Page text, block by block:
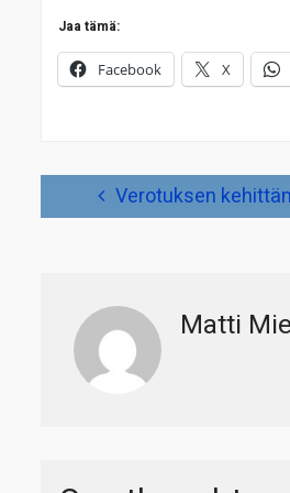
Jaa tämä:
Facebook X
Artikkelien Verotuksen
Matti